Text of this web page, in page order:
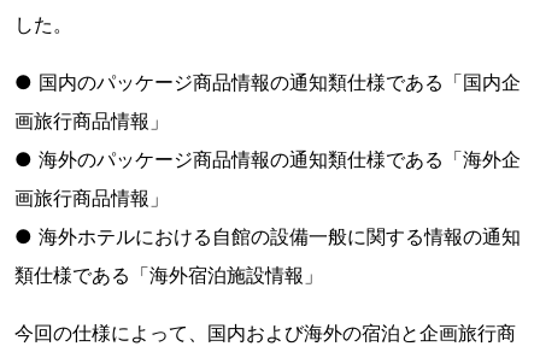
した。
● 国内のパッケージ商品情報の通知類仕様である「国内企
画旅行商品情報」
● 海外のパッケージ商品情報の通知類仕様である「海外企
画旅行商品情報」
● 海外ホテルにおける自館の設備一般に関する情報の通知
類仕様である「海外宿泊施設情報」
今回の仕様によって、国内および海外の宿泊と企画旅行商